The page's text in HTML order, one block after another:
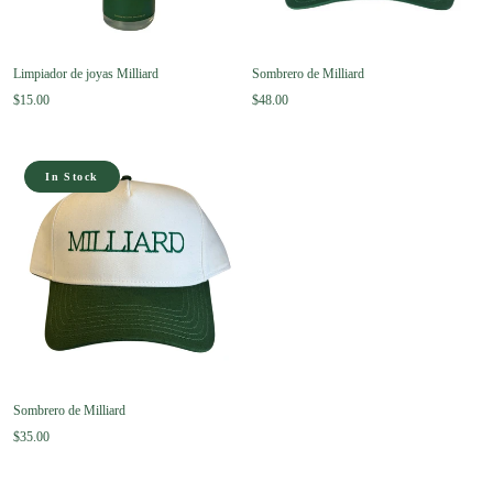
Limpiador de joyas Milliard
$15.00
Sombrero de Milliard
$48.00
Sombrero de Milliard
$35.00
In Stock